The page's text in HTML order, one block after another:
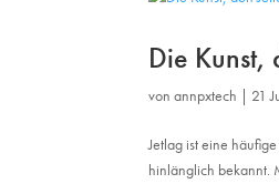
Die Kunst,
vonannpxtech | 21
Jetlag ist eine
hinlänglich bekannt.